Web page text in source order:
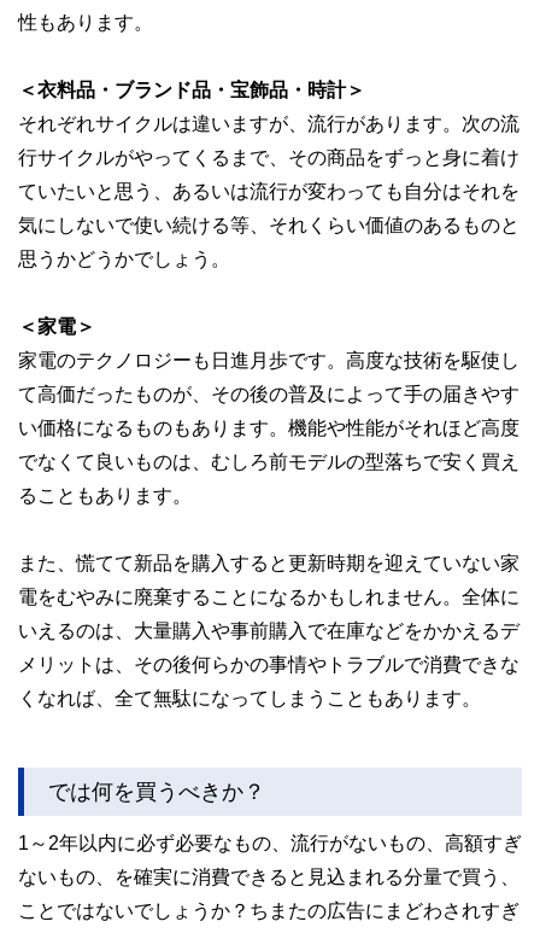
性もあります。
＜衣料品・ブランド品・宝飾品・時計＞
それぞれサイクルは違いますが、流行があります。次の流
行サイクルがやってくるまで、その商品をずっと身に着け
ていたいと思う、あるいは流行が変わっても自分はそれを
気にしないで使い続ける等、それくらい価値のあるものと
思うかどうかでしょう。
＜家電＞
家電のテクノロジーも日進月歩です。高度な技術を駆使し
て高価だったものが、その後の普及によって手の届きやす
い価格になるものもあります。機能や性能がそれほど高度
でなくて良いものは、むしろ前モデルの型落ちで安く買え
ることもあります。
また、慌てて新品を購入すると更新時期を迎えていない家
電をむやみに廃棄することになるかもしれません。全体に
いえるのは、大量購入や事前購入で在庫などをかかえるデ
メリットは、その後何らかの事情やトラブルで消費できな
くなれば、全て無駄になってしまうこともあります。
では何を買うべきか？
1～2年以内に必ず必要なもの、流行がないもの、高額すぎ
ないもの、を確実に消費できると見込まれる分量で買う、
ことではないでしょうか？ちまたの広告にまどわされすぎ